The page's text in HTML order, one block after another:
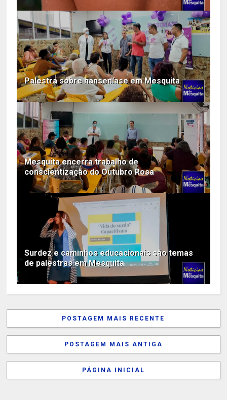
Palestra sobre hanseníase em Mesquita
Mesquita encerra trabalho de
conscientização do Outubro Rosa
Surdez e caminhos educacionais são temas
de palestras em Mesquita
POSTAGEM MAIS RECENTE
POSTAGEM MAIS ANTIGA
PÁGINA INICIAL